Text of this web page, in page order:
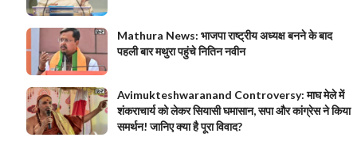
Mathura News: भाजपा राष्ट्रीय अध्यक्ष बनने के बाद
पहली बार मथुरा पहुंचे नितिन नवीन
Avimukteshwaranand Controversy: माघ मेले में
शंकराचार्य को लेकर सियासी घमासान, सपा और कांग्रेस ने किया
समर्थन! जानिए क्या है पूरा विवाद?